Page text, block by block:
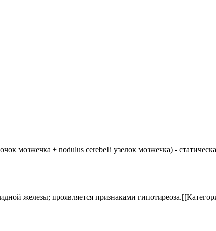
мозжечка + nodulus cerebelli узелок мозжечка) -
железы; проявляется признаками